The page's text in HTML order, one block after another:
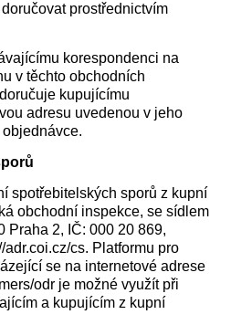
prostřednictvím
korespondenci na
v těchto obchodních
kupujícímu
adresu uvedenou v jeho
spotřebitelských sporů z kupní
obchodní inspekce, se sídlem
Praha 2, IČ: 000 20 869,
cs. Platformu pro
se na internetové adrese
odr je možné využít při
a kupujícím z kupní